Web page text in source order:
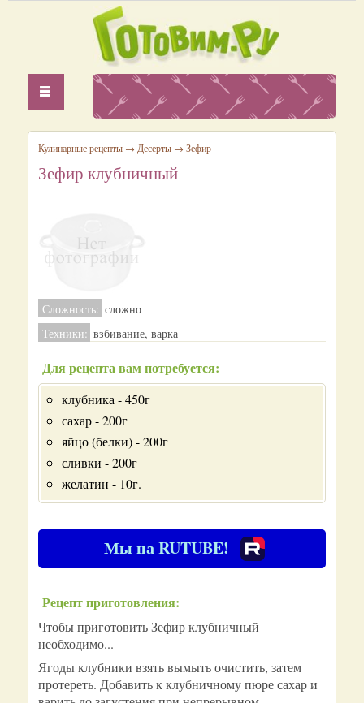
Кулинарные рецепты → Десерты → Зефир
Зефир клубничный
Сложность: сложно
Техники: взбивание, варка
Для рецепта вам потребуется:
клубника - 450г
сахар - 200г
яйцо (белки) - 200г
сливки - 200г
желатин - 10г.
Мы на RUTUBE!
Рецепт приготовления:
Чтобы приготовить Зефир клубничный
необходимо...
Ягоды клубники взять вымыть очистить, затем
протереть. Добавить к клубничному пюре сахар и